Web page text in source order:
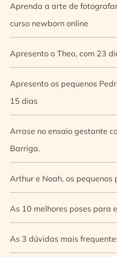
Aprenda a arte de
curso newborn online
Apresento o Theo, com 23
Apresento os pequenos
15 dias
Arrase no ensaio gestante
Barriga.
Arthur e Noah, os pequenos
As 10 melhores poses para
As 3 dúvidas mais